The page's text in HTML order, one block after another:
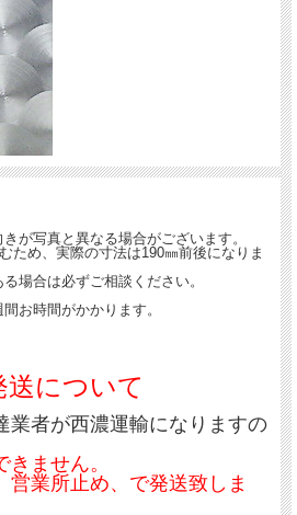
が写真と異なる場合がございます。
ため、実際の寸法は190㎜前後になりま
場合は必ずご相談ください。
お時間がかかります。
について
業者が西濃運輸になりますの
ません。
営業所止め、で発送致しま